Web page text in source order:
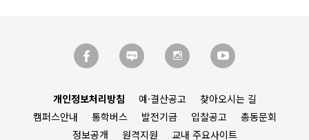
개인정보처리방침 예·결산공고
찾아오시는 길
캠퍼스안내
통학버스 발전기금 입찰공고
총동문회
정보공개
원격지원 교내 주요사이트